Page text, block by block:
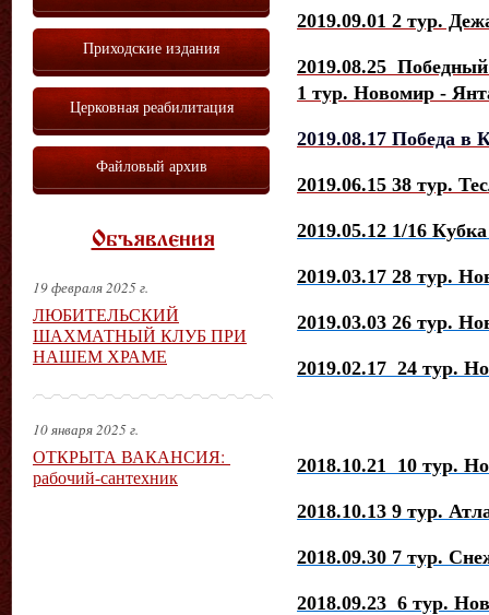
2019.09.01 2 тур.
2019.08.25
1 тур. Новомир -
2019.08.17 Победа в
2019.06.15 38 тур.
2019.05.12 1/16
2019.03.17 28 тур.
2019.03.03 26 тур.
2019.02.17 24 тур.
2018.10.21 10 тур.
2018.10.13 9 тур.
2018.09.30 7 тур.
2018.09.23 6 тур.
Приходские издания
Церковная реабилитация
Файловый архив
Объявления
19 февраля 2025 г.
ЛЮБИТЕЛЬСКИЙ
ШАХМАТНЫЙ КЛУБ ПРИ
НАШЕМ ХРАМЕ
10 января 2025 г.
ОТКРЫТА ВАКАНСИЯ:
рабочий-сантехник